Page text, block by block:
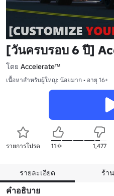
[วันครบรอบ 6 ปี]
โดย Accelerate™
เนื้อหาสำหรับผู้ใหญ่: น้อยมาก • อายุ 16+
รายการโปรด 11K+ 1,477
รายละเอียด ร้า
คำอธิบาย